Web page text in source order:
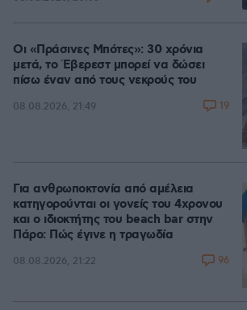
Οι «Πράσινες Μπότες»: 30 χρόνια
μετά, το Έβερεστ μπορεί να δώσει
πίσω έναν από τους νεκρούς του
08.08.2026, 21:49 19
Για ανθρωποκτονία από αμέλεια
κατηγορούνται οι γονείς του 4χρονου
και ο ιδιοκτήτης του beach bar στην
Πάρο: Πώς έγινε η τραγωδία
08.08.2026, 21:22 96